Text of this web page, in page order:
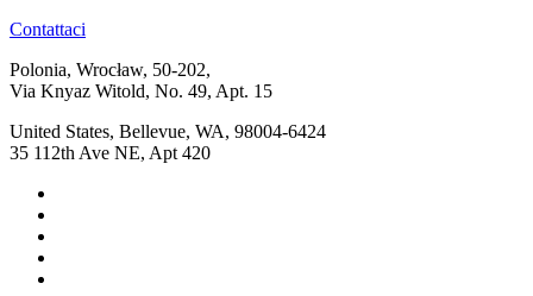
Contattaci
Polonia, Wrocław, 50-202,
Via Knyaz Witold, No. 49, Apt. 15
United States, Bellevue, WA, 98004-6424
35 112th Ave NE, Apt 420